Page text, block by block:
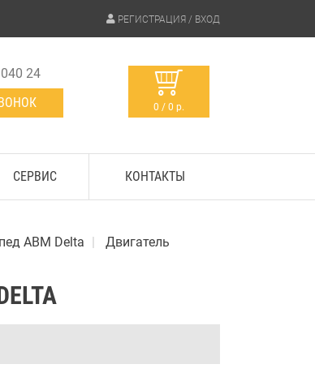
РЕГИСТРАЦИЯ / ВХОД
24
0 / 0 р.
СЕРВИС КОНТАКТЫ
АВМ Delta Двигатель